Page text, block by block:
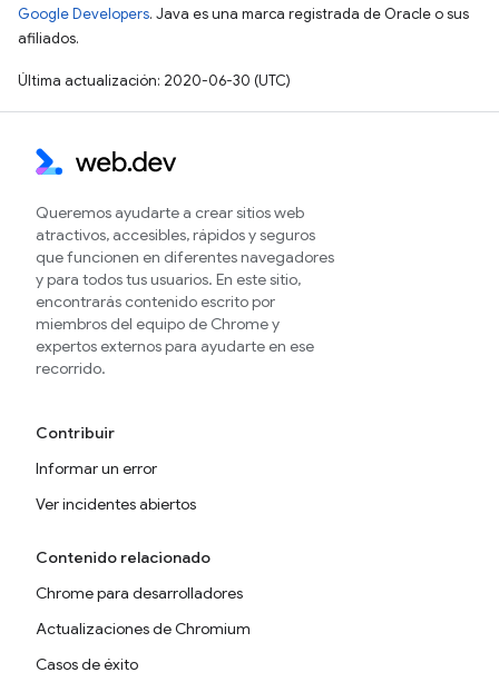
Google Developers. Java es una marca registrada de Oracle o sus
afiliados.
Última actualización: 2020-06-30 (UTC)
Queremos ayudarte a crear sitios web
atractivos, accesibles, rápidos y seguros
que funcionen en diferentes navegadores
y para todos tus usuarios. En este sitio,
encontrarás contenido escrito por
miembros del equipo de Chrome y
expertos externos para ayudarte en ese
recorrido.
Contribuir
Informar un error
Ver incidentes abiertos
Contenido relacionado
Chrome para desarrolladores
Actualizaciones de Chromium
Casos de éxito